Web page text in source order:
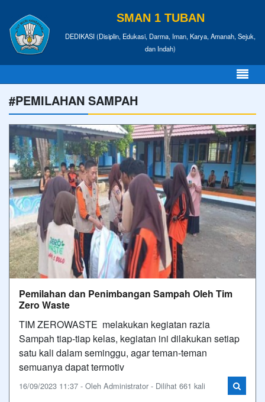
SMAN 1 TUBAN
DEDIKASI (Disiplin, Edukasi, Darma, Iman, Karya, Amanah, Sejuk,
dan Indah)
#PEMILAHAN SAMPAH
Pemilahan dan Penimbangan Sampah Oleh Tim
Zero Waste
TIM ZEROWASTE melakukan kegiatan razia
Sampah tiap-tiap kelas, kegiatan ini dilakukan setiap
satu kali dalam seminggu, agar teman-teman
semuanya dapat termotiv
16/09/2023 11:37 - Oleh Administrator - Dilihat 661 kali